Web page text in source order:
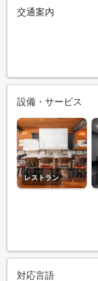
交通案内
設備・サービス
レストラン
対応言語